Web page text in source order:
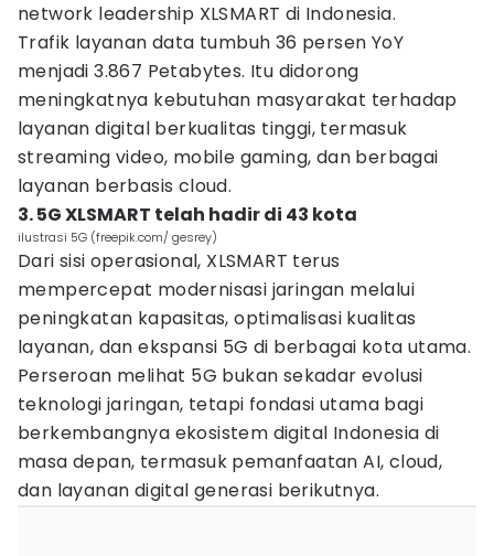
network leadership XLSMART di Indonesia.
Trafik layanan data tumbuh 36 persen YoY
menjadi 3.867 Petabytes. Itu didorong
meningkatnya kebutuhan masyarakat terhadap
layanan digital berkualitas tinggi, termasuk
streaming video, mobile gaming, dan berbagai
layanan berbasis cloud.
3. 5G XLSMART telah hadir di 43 kota
ilustrasi 5G (freepik.com/ gesrey)
Dari sisi operasional, XLSMART terus
mempercepat modernisasi jaringan melalui
peningkatan kapasitas, optimalisasi kualitas
layanan, dan ekspansi 5G di berbagai kota utama.
Perseroan melihat 5G bukan sekadar evolusi
teknologi jaringan, tetapi fondasi utama bagi
berkembangnya ekosistem digital Indonesia di
masa depan, termasuk pemanfaatan AI, cloud,
dan layanan digital generasi berikutnya.